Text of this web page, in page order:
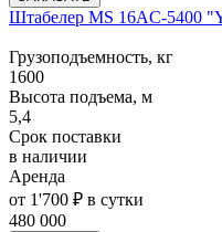
Штабелер MS 16AC-5400
Грузоподъемность, кг
1600
Высота подъема, м
5,4
Срок поставки
в наличии
Аренда
от 1'700 ₽ в сутки
480 000